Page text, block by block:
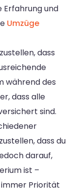
und
Umzüge
dass
während des
dass alle
sind.
dass du
darauf,
ist –
Priorität